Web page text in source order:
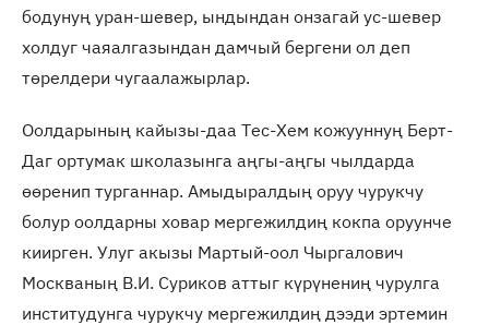
бодунуң уран-шевер, ындындан онзагай ус-шевер
холдуг чаяалгазындан дамчый бергени ол деп
төрелдери чугаалажырлар.
Оолдарының кайызы-даа Тес-Хем кожууннуң Берт-
Даг ортумак школазынга аңгы-аңгы чылдарда
өөренип турганнар. Амыдыралдың оруу чурукчу
болур оолдарны ховар мергежилдиң кокпа оруунче
киирген. Улуг акызы Мартый-оол Чыргалович
Москваның В.И. Суриков аттыг күрүнениң чурулга
институдунга чурукчу мергежилдиң дээди эртемин